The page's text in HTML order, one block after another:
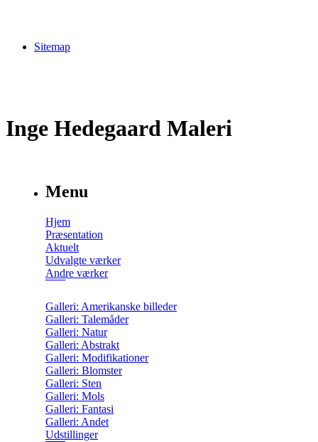
Sitemap
Inge Hedegaard Maleri
Menu
Hjem
Præsentation
Aktuelt
Udvalgte værker
Andre værker
Galleri: Amerikanske billeder
Galleri: Talemåder
Galleri: Natur
Galleri: Abstrakt
Galleri: Modifikationer
Galleri: Blomster
Galleri: Sten
Galleri: Mols
Galleri: Fantasi
Galleri: Andet
Udstillinger